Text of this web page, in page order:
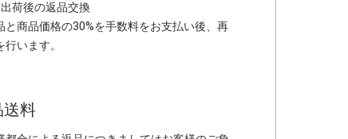
荷後の返品交換
と商品価格の30%を手数料をお支払い後、再
行います。
送料